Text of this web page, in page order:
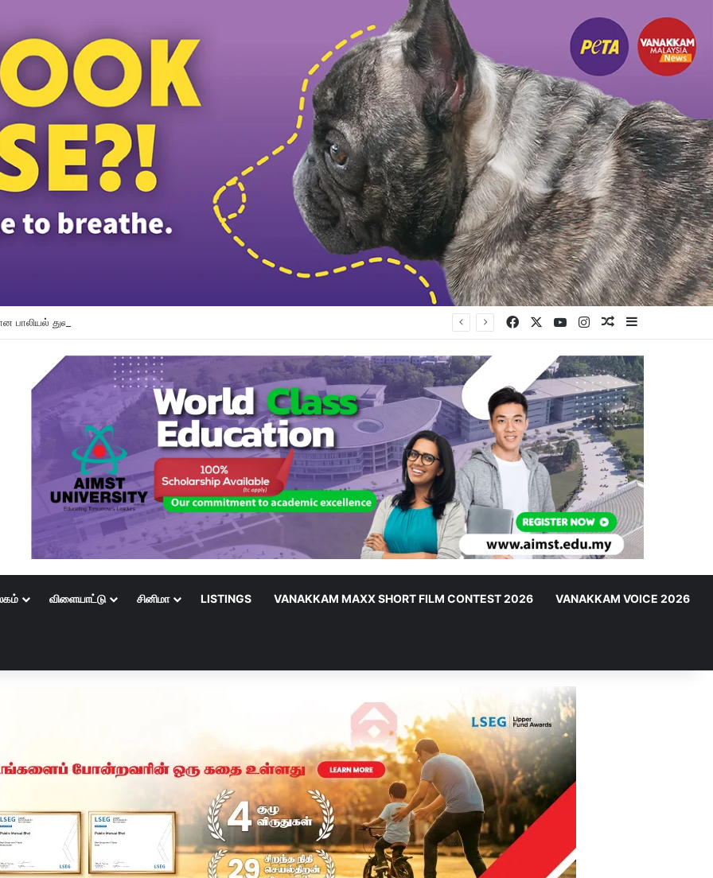
பாலியல் துன்புறுத்தல் வழக்கில் சந்தேக நபரைத் தேடி வரும் காவல் துறை Facebook YouTubeInstagramRandom Article
விளையாட்டு சினிமா LISTINGS VANAKKAM MAXX SHORT FILM CONTEST 2026 VANAKKAM VOICE 2026